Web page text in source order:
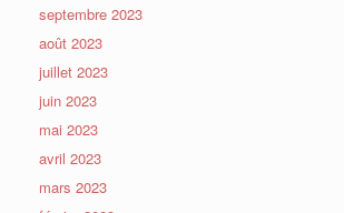
septembre 2023
août 2023
juillet 2023
juin 2023
mai 2023
avril 2023
mars 2023